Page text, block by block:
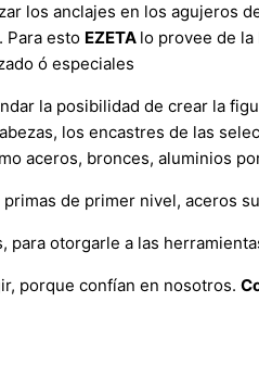
los anclajes en los agujeros
Para esto EZETA lo provee de
ó especiales
la posibilidad de crear la
los encastres de las
aceros, bronces, aluminios
de primer nivel, aceros
otorgarle a las
porque confían en nosotros.